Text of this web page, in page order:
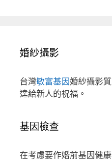
婚紗攝影
台灣敏富基因婚紗攝影
達給新人的祝福。
基因檢查
在考慮要作婚前基因健